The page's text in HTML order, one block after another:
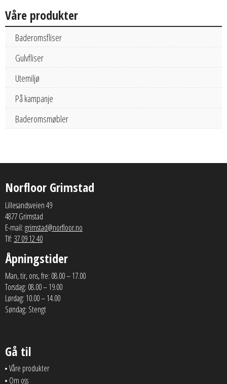
Våre produkter
Baderomsfliser
Gulvfliser
Utemiljø
På kampanje
Baderomsmøbler
Norfloor Grimstad
Lillesandsveien 49
4877 Grimstad
E-mail:grimstad@norfloor.no
Tlf: 37 09 12 40
Åpningstider
Man, tir, ons, fre: 08.00 – 17.00
Torsdag: 08.00 – 19.00
Lørdag: 10.00 – 14.00
Søndag: Stengt
Gå til
Våre produkter
Om oss